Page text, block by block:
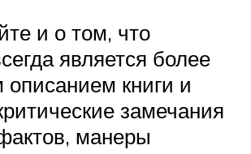
и о том, что
является более
книги и
замечания
манеры